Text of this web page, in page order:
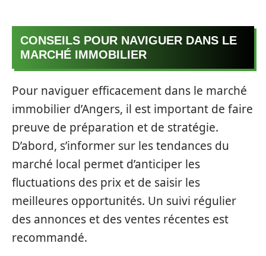
CONSEILS POUR NAVIGUER DANS LE
MARCHÉ IMMOBILIER
Pour naviguer efficacement dans le marché
immobilier d’Angers, il est important de faire
preuve de préparation et de stratégie.
D’abord, s’informer sur les tendances du
marché local permet d’anticiper les
fluctuations des prix et de saisir les
meilleures opportunités. Un suivi régulier
des annonces et des ventes récentes est
recommandé.